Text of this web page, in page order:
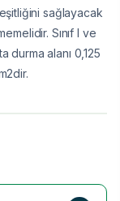
eşitliğini sağlayacak
Sınıf I ve
durma alanı 0,125